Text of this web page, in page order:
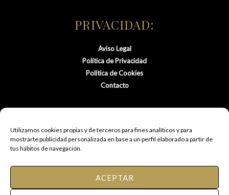
Utilizamos cookies propias y de terceros para fines analíticos y para
mostrarte publicidad personalizada en base a un perfil elaborado a partir de
tus hábitos de navegación.
ACEPTAR
PRIVACIDAD:
Aviso Legal
Política de Privacidad
Política de Cookies
Contacto